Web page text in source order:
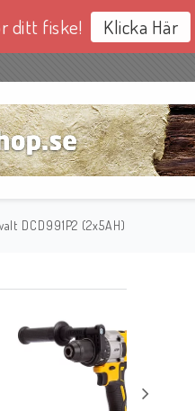
ditt fiske! Klicka Här
DCD991P2 (2x5AH)